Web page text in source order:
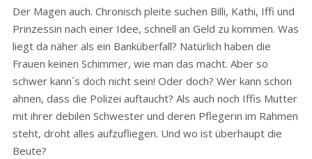
Der Magen auch. Chronisch pleite suchen Billi, Kathi, Iffi und
Prinzessin nach einer Idee, schnell an Geld zu kommen. Was
liegt da näher als ein Banküberfall? Natürlich haben die
Frauen keinen Schimmer, wie man das macht. Aber so
schwer kann´s doch nicht sein! Oder doch? Wer kann schon
ahnen, dass die Polizei auftaucht? Als auch noch Iffis Mutter
mit ihrer debilen Schwester und deren Pflegerin im Rahmen
steht, droht alles aufzufliegen. Und wo ist überhaupt die
Beute?